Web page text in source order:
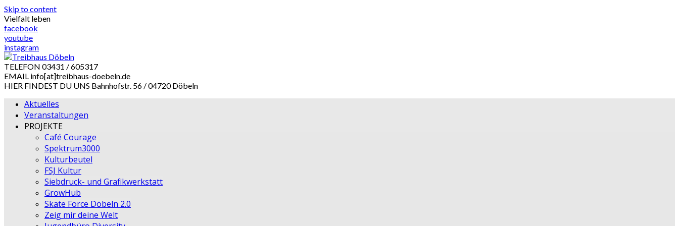
Skip to content
Vielfalt leben
facebook
youtube
instagram
TELEFON 03431 / 605317
EMAIL info[at]treibhaus-doebeln.de
HIER FINDEST DU UNS Bahnhofstr. 56 / 04720 Döbeln
Aktuelles
Veranstaltungen
PROJEKTE
Café Courage
Spektrum3000
Kulturbeutel
FSJ Kultur
Siebdruck- und Grafikwerkstatt
GrowHub
Skate Force Döbeln 2.0
Zeig mir deine Welt